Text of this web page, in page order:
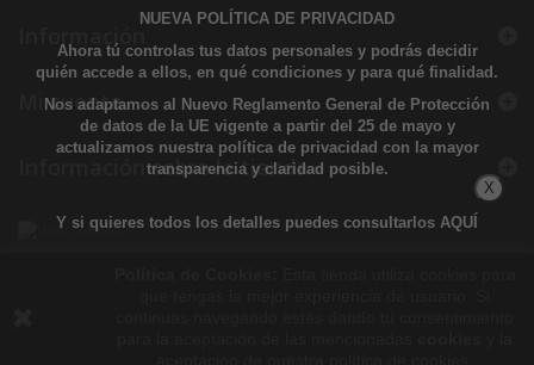
Información
Mi cuenta
Información sobre la tienda
NUEVA POLÍTICA DE PRIVACIDAD
Ahora tú controlas tus datos personales y podrás decidir
quién accede a ellos, en qué condiciones y para qué finalidad.
Nos adaptamos al Nuevo Reglamento General de Protección
de datos de la UE vigente a partir del 25 de mayo y
actualizamos nuestra política de privacidad con la mayor
transparencia y claridad posible.
Y si quieres todos los detalles puedes consultarlos AQUÍ
X